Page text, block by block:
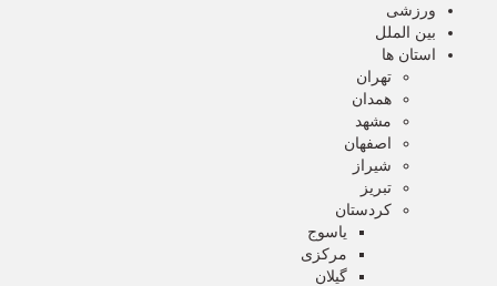
ورزشی
بین الملل
استان ها
تهران
همدان
مشهد
اصفهان
شیراز
تبریز
کردستان
یاسوج
مرکزی
گیلان